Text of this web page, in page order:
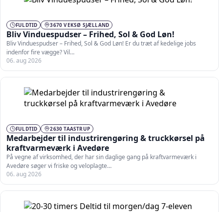
FULDTID 3670 VEKSØ SJÆLLAND
Bliv Vinduespudser – Frihed, Sol & God Løn!
Bliv Vinduespudser – Frihed, Sol & God Løn! Er du træt af kedelige jobs
indenfor fire vægge? Vil…
06. aug 2026
FULDTID 2630 TAASTRUP
Medarbejder til industrirengøring & truckkørsel på
kraftvarmeværk i Avedøre
På vegne af virksomhed, der har sin daglige gang på kraftvarmeværk i
Avedøre søger vi friske og veloplagte…
06. aug 2026